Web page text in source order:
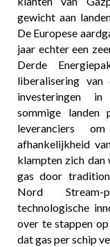
gewicht aan
De Europese
jaar echter een
Derde
liberalisering
investeringen in
sommige landen
leveranciers
afhankelijkheid
klampten zich dan
gas door
Nord Stream-
technologische
over te stappen
dat gas per schip